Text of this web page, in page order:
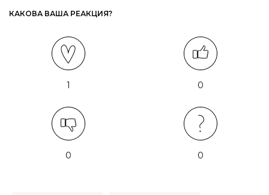
КАКОВА ВАША РЕАКЦИЯ?
1 0
0 0